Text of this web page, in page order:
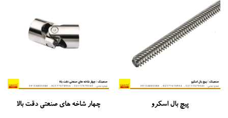
پیچ بال اسکرو چهار شاخه های صنعتی دقت بالا